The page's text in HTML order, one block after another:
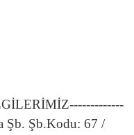
Şb. Şb.Kodu: 67 /